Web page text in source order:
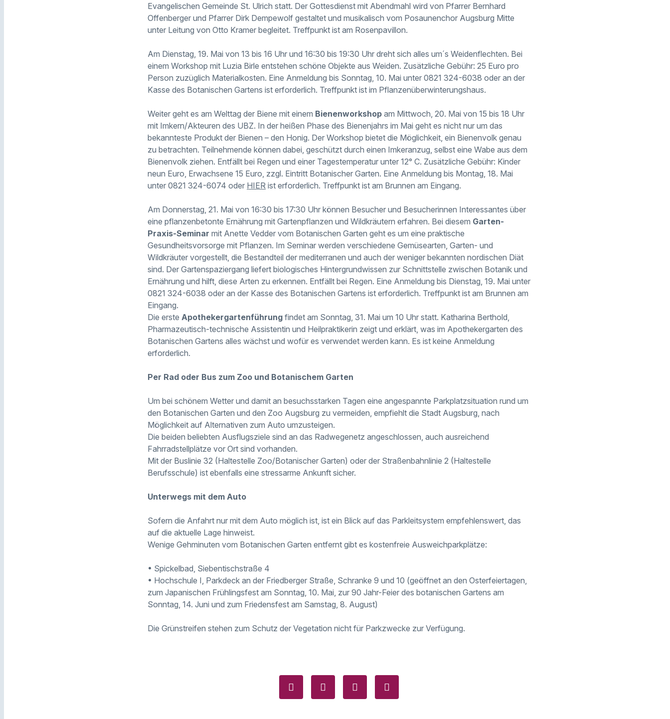
Evangelischen Gemeinde St. Ulrich statt. Der Gottesdienst mit Abendmahl wird von Pfarrer Bernhard
Offenberger und Pfarrer Dirk Dempewolf gestaltet und musikalisch vom Posaunenchor Augsburg Mitte
unter Leitung von Otto Kramer begleitet. Treffpunkt ist am Rosenpavillon.
Am Dienstag, 19. Mai von 13 bis 16 Uhr und 16:30 bis 19:30 Uhr dreht sich alles um´s Weidenflechten. Bei
einem Workshop mit Luzia Birle entstehen schöne Objekte aus Weiden. Zusätzliche Gebühr: 25 Euro pro
Person zuzüglich Materialkosten. Eine Anmeldung bis Sonntag, 10. Mai unter 0821 324-6038 oder an der
Kasse des Botanischen Gartens ist erforderlich. Treffpunkt ist im Pflanzenüberwinterungshaus.
Weiter geht es am Welttag der Biene mit einem Bienenworkshop am Mittwoch, 20. Mai von 15 bis 18 Uhr
mit Imkern/Akteuren des UBZ. In der heißen Phase des Bienenjahrs im Mai geht es nicht nur um das
bekannteste Produkt der Bienen – den Honig. Der Workshop bietet die Möglichkeit, ein Bienenvolk genau
zu betrachten. Teilnehmende können dabei, geschützt durch einen Imkeranzug, selbst eine Wabe aus dem
Bienenvolk ziehen. Entfällt bei Regen und einer Tagestemperatur unter 12° C. Zusätzliche Gebühr: Kinder
neun Euro, Erwachsene 15 Euro, zzgl. Eintritt Botanischer Garten. Eine Anmeldung bis Montag, 18. Mai
unter 0821 324-6074 oder HIER ist erforderlich. Treffpunkt ist am Brunnen am Eingang.
Am Donnerstag, 21. Mai von 16:30 bis 17:30 Uhr können Besucher und Besucherinnen Interessantes über
eine pflanzenbetonte Ernährung mit Gartenpflanzen und Wildkräutern erfahren. Bei diesem Garten-
Praxis-Seminar mit Anette Vedder vom Botanischen Garten geht es um eine praktische
Gesundheitsvorsorge mit Pflanzen. Im Seminar werden verschiedene Gemüsearten, Garten- und
Wildkräuter vorgestellt, die Bestandteil der mediterranen und auch der weniger bekannten nordischen Diät
sind. Der Gartenspaziergang liefert biologisches Hintergrundwissen zur Schnittstelle zwischen Botanik und
Ernährung und hilft, diese Arten zu erkennen. Entfällt bei Regen. Eine Anmeldung bis Dienstag, 19. Mai unter
0821 324-6038 oder an der Kasse des Botanischen Gartens ist erforderlich. Treffpunkt ist am Brunnen am
Eingang.
Die erste Apothekergartenführung findet am Sonntag, 31. Mai um 10 Uhr statt. Katharina Berthold,
Pharmazeutisch-technische Assistentin und Heilpraktikerin zeigt und erklärt, was im Apothekergarten des
Botanischen Gartens alles wächst und wofür es verwendet werden kann. Es ist keine Anmeldung
erforderlich.
Per Rad oder Bus zum Zoo und Botanischem Garten
Um bei schönem Wetter und damit an besuchsstarken Tagen eine angespannte Parkplatzsituation rund um
den Botanischen Garten und den Zoo Augsburg zu vermeiden, empfiehlt die Stadt Augsburg, nach
Möglichkeit auf Alternativen zum Auto umzusteigen.
Die beiden beliebten Ausflugsziele sind an das Radwegenetz angeschlossen, auch ausreichend
Fahrradstellplätze vor Ort sind vorhanden.
Mit der Buslinie 32 (Haltestelle Zoo/Botanischer Garten) oder der Straßenbahnlinie 2 (Haltestelle
Berufsschule) ist ebenfalls eine stressarme Ankunft sicher.
Unterwegs mit dem Auto
Sofern die Anfahrt nur mit dem Auto möglich ist, ist ein Blick auf das Parkleitsystem empfehlenswert, das
auf die aktuelle Lage hinweist.
Wenige Gehminuten vom Botanischen Garten entfernt gibt es kostenfreie Ausweichparkplätze:
• Spickelbad, Siebentischstraße 4
• Hochschule I, Parkdeck an der Friedberger Straße, Schranke 9 und 10 (geöffnet an den Osterfeiertagen,
zum Japanischen Frühlingsfest am Sonntag, 10. Mai, zur 90 Jahr-Feier des botanischen Gartens am
Sonntag, 14. Juni und zum Friedensfest am Samstag, 8. August)
Die Grünstreifen stehen zum Schutz der Vegetation nicht für Parkzwecke zur Verfügung.